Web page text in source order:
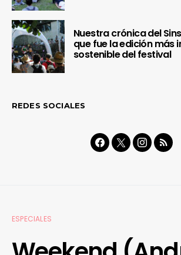
Nuestra crónica del
que fue la edición más
sostenible del festival
REDES SOCIALES
ESPECIALES